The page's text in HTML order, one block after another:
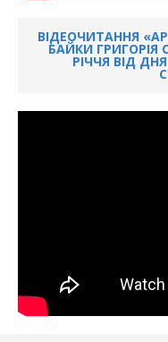
ВІДЕОЧИТАННЯ
БАЙКИ ГРИГОРІЯ
РІЧЧЯ ВІД